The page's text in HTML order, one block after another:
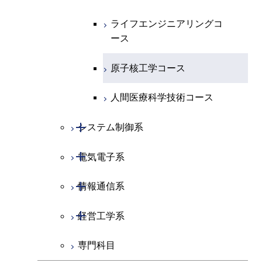
ライフエンジニアリングコ
ース
原子核工学コース
人間医療科学技術コース
システム制御系
開閉
システム制御コース
エンジニアリングデザイン
電気電子系
開閉
電気電子コース
エネルギーコース
エネルギー・情報コース
情報通信系
開閉
情報通信コース
エンジニアリングデザイン
コース
経営工学系
開閉
経営工学コース
専門科目